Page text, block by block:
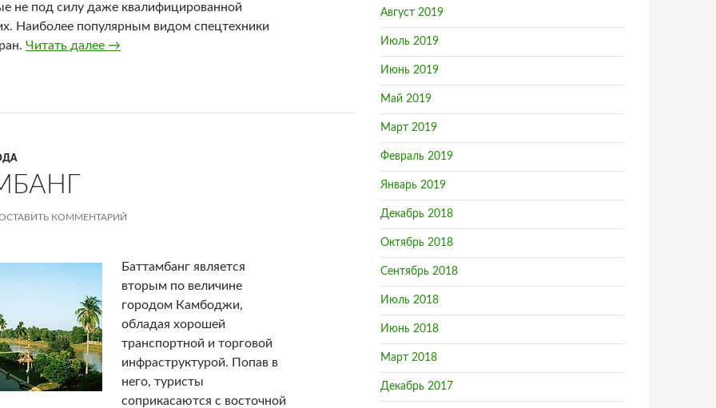
не под силу даже квалифицированной
Наиболее популярным видом спецтехники
Читать далее Автокран — незаменимое оборудование при строительстве
→
КОММЕНТАРИЙ
Баттамбанг является
вторым по величине
городом Камбоджи,
обладая хорошей
транспортной и торговой
инфраструктурой. Попав в
него, туристы
соприкасаются с восточной
Август 2019
Июль 2019
Июнь 2019
Май 2019
Март 2019
Февраль 2019
Январь 2019
Декабрь 2018
Октябрь 2018
Сентябрь 2018
Июль 2018
Июнь 2018
Март 2018
Декабрь 2017